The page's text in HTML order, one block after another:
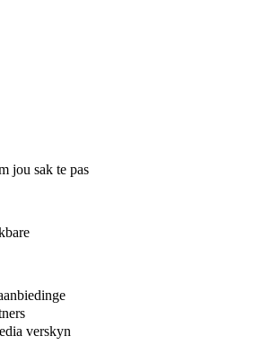
jou sak te pas
verskyn